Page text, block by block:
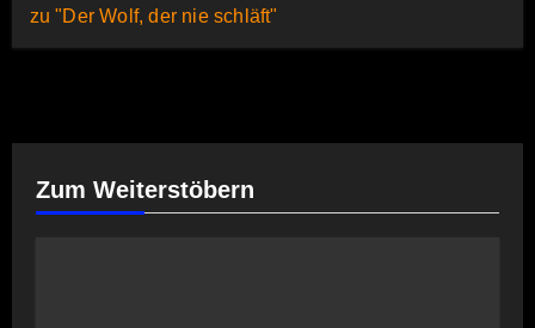
zu "Der Wolf, der nie schläft"
Zum Weiterstöbern